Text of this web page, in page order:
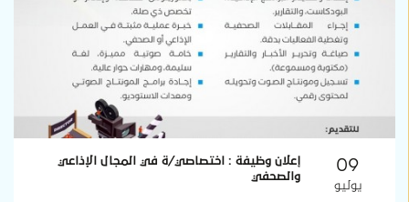
09
يوليو
إعلان وظيفة : اختصاصي/ة في المجال الإذاعي
والصحفي